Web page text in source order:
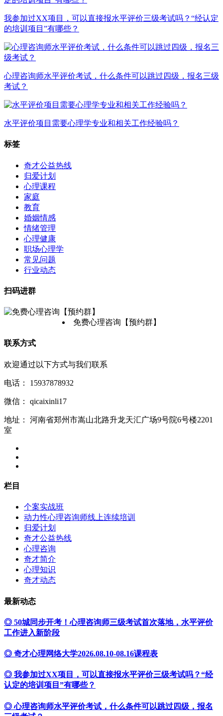
我参加过XX项目，可以直接报水平评价三级考试吗？“经认定
的培训项目”有哪些？
心理咨询师水平评价考试，什么条件可以跳过四级，报名三级
考试？
水平评价项目需要心理学专业和相关工作经验吗？
标签
奇才公益热线
归爱计划
心理课程
家庭
教育
婚姻情感
情绪管理
心理健康
职场心理学
常见问题
行业动态
扫码进群
免费心理咨询【预约群】
联系方式
欢迎通过以下方式与我们联系
电话： 15937878932
微信： qicaixinli17
地址：
河南省郑州市嵩山北路升龙天汇广场9号院6号楼2201
室
栏目
个案实战班
动力性心理咨询师线上连续培训
归爱计划
奇才公益热线
心理咨询
奇才简介
心理知识
奇才动态
最新动态
◎ 50城同步开考！心理咨询师三级考试首次落地，水平评价
工作进入新阶段
◎ 奇才心理网络大学2026.08.10-08.16课程表
◎ 我参加过XX项目，可以直接报水平评价三级考试吗？“经
认定的培训项目”有哪些？
◎ 心理咨询师水平评价考试，什么条件可以跳过四级，报名